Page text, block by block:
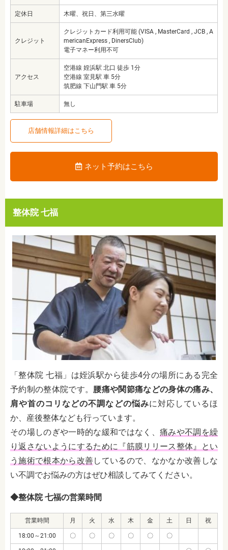
定休日 木曜、祝日、第三水曜
クレジット
クレジットカード利用可能 (VISA , MasterCard , JCB , A
mericanExpress , DinersClub)
電子マネー利用不可
アクセス
空港線 姪浜駅 北口 徒歩 1分
空港線 室見駅 車 5分
筑肥線 下山門駅 車 5分
駐車場 無し
店舗情報詳細はこちら
ネット予約はこちら
整体院 七福
「整体院 七福」は姪浜駅から徒歩4分の場所にある完全
予約制の整体院です。 腰痛や関節痛などの身体の痛み、
肩や首のコリなどの不調などの悩みに対応しているほ
か、産後整体なども行っています。
その場しのぎや一時的な緩和ではなく、 痛みや不調を繰
り返さないようにするために『筋膜リリース整体』とい
う施術で根本から改善しているので、なかなか改善しな
い不調でお悩みの方はぜひ相談してみてください。
◆整体院 七福の営業時間
営業時間 月 火 水 木 金 土 日 祝
18:00～21:00 〇 〇 〇 〇 〇 〇